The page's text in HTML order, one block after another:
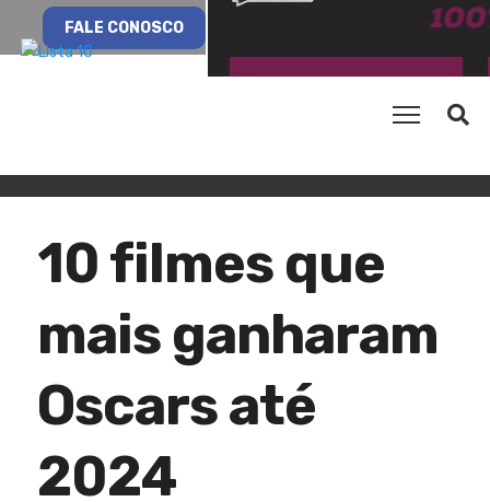
FALE CONOSCO
10 filmes que
mais ganharam
Oscars até
2024